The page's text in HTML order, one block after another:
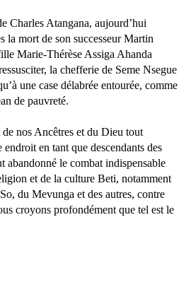
Charles Atangana, aujourd’hui
la mort de son successeur Martin
Marie-Thérèse Assiga Ahanda
la chefferie de Seme Nsegue
une case délabrée entourée, comme
de pauvreté.
nos Ancêtres et du Dieu tout
en tant que descendants des
abandonné le combat indispensable
et de la culture Beti, notamment
du Mevunga et des autres, contre
croyons profondément que tel est le